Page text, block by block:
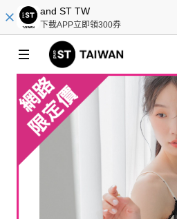
and ST TW
下載APP立即領300券